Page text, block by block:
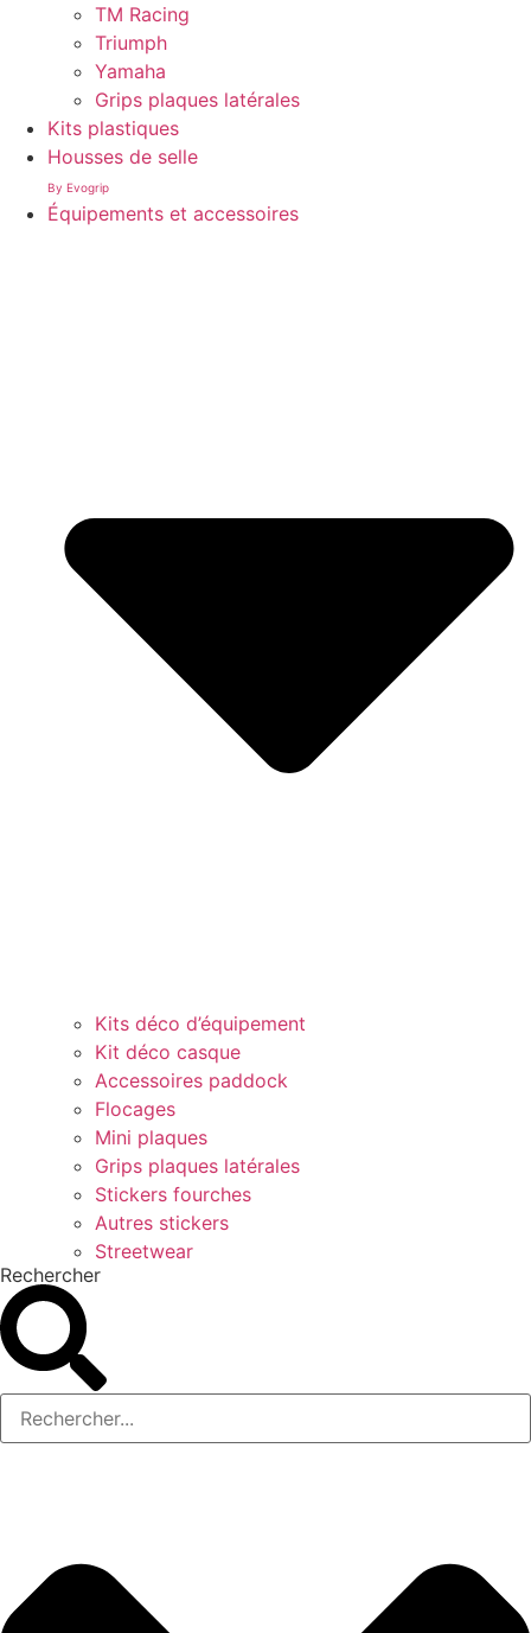
TM Racing
Triumph
Yamaha
Grips plaques latérales
Kits plastiques
Housses de selle
By Evogrip
Équipements et accessoires
Kits déco d’équipement
Kit déco casque
Accessoires paddock
Flocages
Mini plaques
Grips plaques latérales
Stickers fourches
Autres stickers
Streetwear
Rechercher